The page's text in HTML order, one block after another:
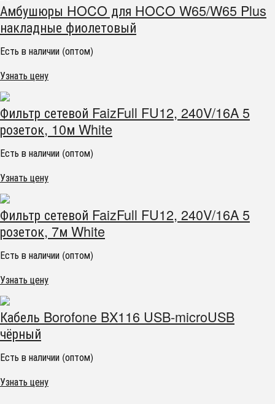
Амбушюры HOCO для HOCO W65/W65 Plus
накладные фиолетовый
Есть в наличии (оптом)
Узнать цену
Фильтр сетевой FaizFull FU12, 240V/16A 5
розеток, 10м White
Есть в наличии (оптом)
Узнать цену
Фильтр сетевой FaizFull FU12, 240V/16A 5
розеток, 7м White
Есть в наличии (оптом)
Узнать цену
Кабель Borofone BX116 USB-microUSB
чёрный
Есть в наличии (оптом)
Узнать цену